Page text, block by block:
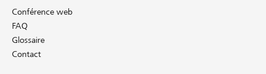
Conférence web
FAQ
Glossaire
Contact